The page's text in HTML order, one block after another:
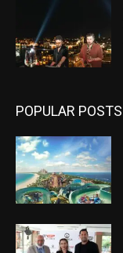
POPULAR POSTS